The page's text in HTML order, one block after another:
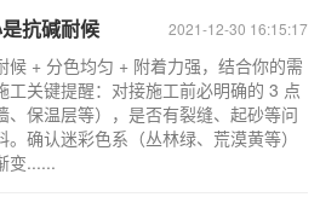
2021-12-30 16:15:17
抗碱耐候
候 + 分色均匀 + 附着力强，结合你的需
工关键提醒：对接施工前必明确的 3 点
、保温层等），是否有裂缝、起砂等问
确认迷彩色系（丛林绿、荒漠黄等）
变......